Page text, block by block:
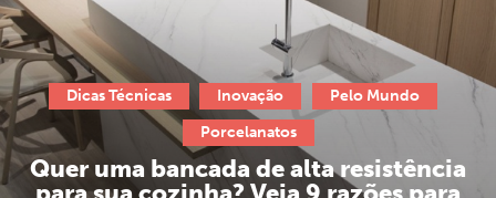
Dicas Técnicas Inovação
Pelo Mundo
Porcelanatos
Quer uma bancada de alta resistência